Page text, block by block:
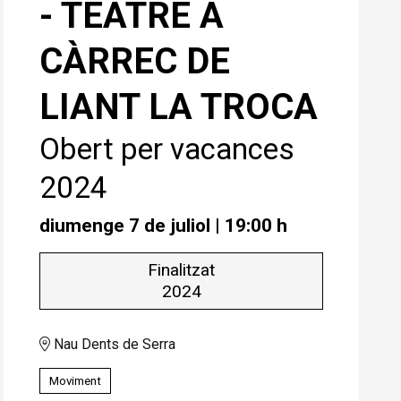
- TEATRE A
CÀRREC DE
LIANT LA TROCA
Obert per vacances
2024
diumenge 7 de juliol | 19:00 h
Finalitzat
2024
Nau Dents de Serra
Moviment